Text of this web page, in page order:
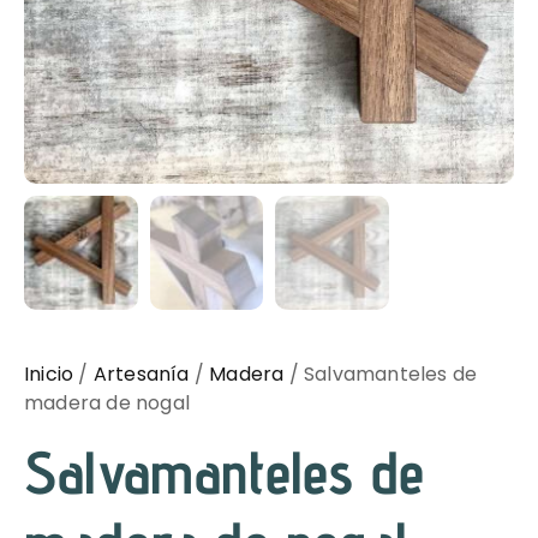
Inicio / Artesanía / Madera / Salvamanteles de
madera de nogal
Salvamanteles de